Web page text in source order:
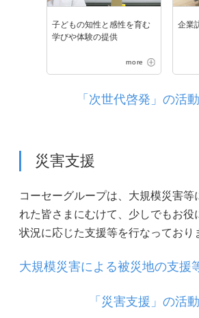
子どもの知性と感性を育む
学びや体験の提供
more
企業
「 次世代啓発 」の活
災害支援
コーセーグループは、大規模災害等
れた皆さまにむけて、少しでもお役
状況に応じた支援等を行なっており
大規模災害による被災地の支援
「災害支援」の活